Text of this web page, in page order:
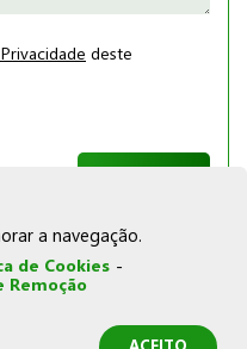
deste
|Política de Cookies
a navegação.
de Cookies -
Remoção